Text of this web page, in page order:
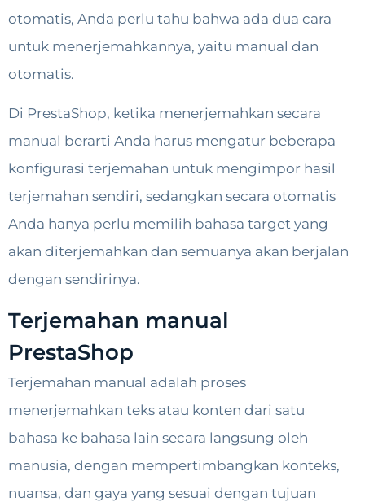
otomatis, Anda perlu tahu bahwa ada dua cara
untuk menerjemahkannya, yaitu manual dan
otomatis.
Di PrestaShop, ketika menerjemahkan secara
manual berarti Anda harus mengatur beberapa
konfigurasi terjemahan untuk mengimpor hasil
terjemahan sendiri, sedangkan secara otomatis
Anda hanya perlu memilih bahasa target yang
akan diterjemahkan dan semuanya akan berjalan
dengan sendirinya.
Terjemahan manual
PrestaShop
Terjemahan manual adalah proses
menerjemahkan teks atau konten dari satu
bahasa ke bahasa lain secara langsung oleh
manusia, dengan mempertimbangkan konteks,
nuansa, dan gaya yang sesuai dengan tujuan